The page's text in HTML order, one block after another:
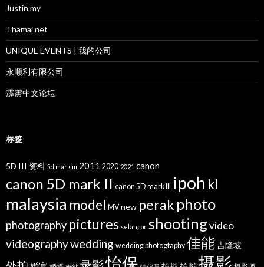
Justin.my
Thamai.net
UNIQUE EVENTS | 我的公司
永顺利有限公司
霹雳中文论坛
标签
5D III 资料 5d mark iii 2011 2020 2021 canon
canon 5D mark II canon 5D mark III ipoh kl
malaysia model MV new perak photo
photography pictures selangor shootingvideo
videographywedding wedding photogtaphy 佳能吉隆坡
摄影